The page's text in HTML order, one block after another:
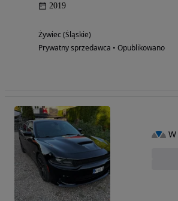
2019
Żywiec (Śląskie)
Prywatny sprzedawca • Opublikowano